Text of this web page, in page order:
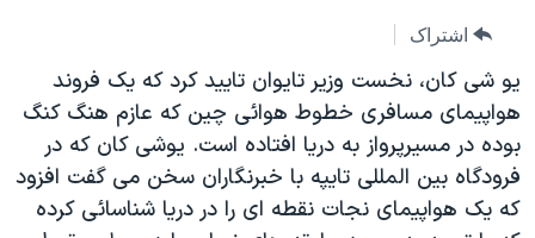
صفحه
اصلی
جهش
به
جستجو
آمریکا
جهان
ورزشی
گزیده‌ها
ویژه برنامه‌ها
جدول برنامه ها
صفحه‌های ویژه
جام جهانی ۲۰۲۶
عملیات خشم حماسی
۲۵۰سالگی آمریکا
فرکانس‌های صدای آمریکا
پخش رادیویی
یادگیری زبان انگلیسی
اشتراک
يو شی کان، نخست وزير تايوان تاييد کرد که يک فروند
هواپيمای مسافری خطوط هوائی چين که عازم هنگ کنگ
بوده در مسيرپرواز به دريا افتاده است. يوشی کان که در
فرودگاه بين المللی تايپه با خبرنگاران سخن می گفت افزود
که يک هواپيمای نجات نقطه ای را در دريا شناسائی کرده